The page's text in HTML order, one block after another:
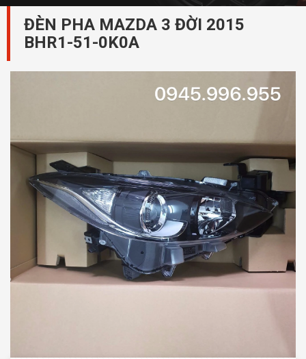
ĐÈN PHA MAZDA 3 ĐỜI 2015
BHR1-51-0K0A